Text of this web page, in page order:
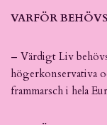
VARFÖR
– Värdigt Liv
högerkonservativa
frammarsch i hela